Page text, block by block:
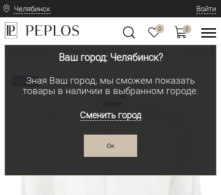
Челябинск
Ваш город: Челябинск?
Зная Ваш город, мы сможем показать
товары в наличии в выбранном городе.
Сменить город
Ок
Войти
0 0
Мужская одежда: классическая и современная СОРОЧКА ИЗ ТЕНСЕЛА
Новинка